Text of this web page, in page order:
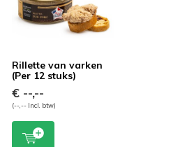
Rillette van varken
(Per 12 stuks)
€ --,--
(--,-- Incl. btw)